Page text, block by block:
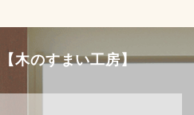
木のすまい工房】